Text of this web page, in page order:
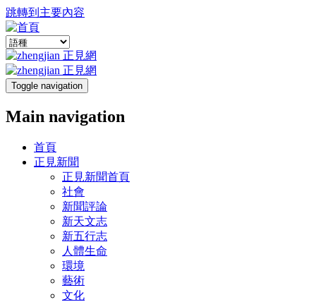
跳轉到主要內容
Toggle navigation
Main navigation
首頁
正見新聞
正見新聞首頁
社會
新聞評論
新天文志
新五行志
人體生命
環境
藝術
文化